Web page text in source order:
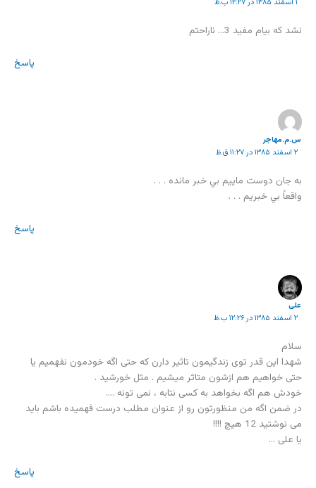
نشد كه بيام مفيد 3… ناراحتم
پاسخ
س.م.مهاجر
۲ اسفند ۱۳۸۵ در ۱۱:۲۷ ق.ظ
به جان دوست ماييم بي خبر مانده . . .
واقعاً بي خبريم . . .
پاسخ
علی
۲ اسفند ۱۳۸۵ در ۱۲:۲۶ ب.ظ
سلام
شهدا این قدر توی زندگیمون تاثیر دارن که حتی اگه خودمون نفهمیم یا
حتی خواهیم هم ازشون متاثر میشیم . مثل خورشید .
خودش هم اگه بخواهد به کسی نتابه ، نمی تونه ….
در ضمن اگه من منظورتون رو از عنوان مطلب درست فهمیده باشم باید
می نوشتید 12 هیچ !!!!
یا علی …
پاسخ